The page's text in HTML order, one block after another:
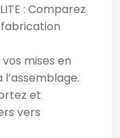
: Comparez
vos mises en
et
vers